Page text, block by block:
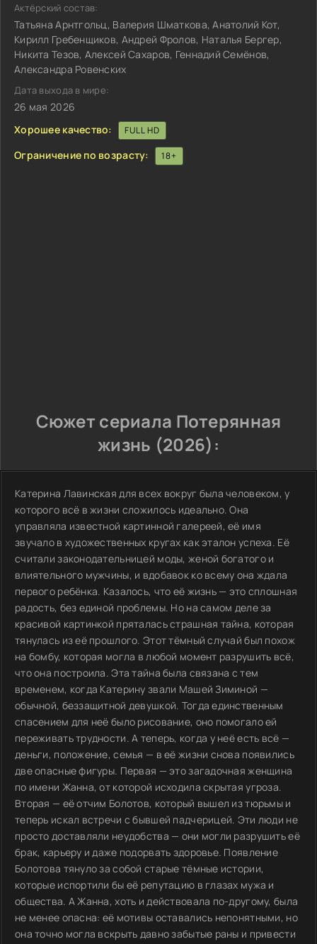
Актёрский состав:
Татьяна Арнтгольц, Валерия Шматкова, Анатолий Кот,
Кирилл Гребенщиков, Андрей Фролов, Наталья Бергер,
Никита Тезов, Алексей Сахаров, Геннадий Семёнов,
Александра Ровенских
Дата выхода в мире:
26 мая 2026
Хорошее качество:
FULL HD
Ограничение по возрасту: 18+
Сюжет сериала Потерянная
жизнь (2026):
Катерина Лавинская для всех вокруг была человеком, у
которого всё в жизни сложилось идеально. Она
управляла известной картинной галереей, её имя
звучало в художественных кругах как эталон успеха. Её
считали законодательницей моды, женой богатого и
влиятельного мужчины, и вдобавок ко всему она ждала
первого ребёнка. Казалось, что её жизнь — это сплошная
радость, без единой проблемы. Но на самом деле за
красивой картинкой пряталась страшная тайна, которая
тянулась из её прошлого. Этот тёмный случай был похож
на бомбу, которая могла в любой момент разрушить всё,
что она построила. Эта тайна была связана с тем
временем, когда Катерину звали Машей Зиминой —
обычной, беззащитной девушкой. Тогда единственным
спасением для неё было рисование, оно помогало ей
переживать трудности. А теперь, когда у неё есть всё —
деньги, положение, семья — в её жизни снова появились
две опасные фигуры. Первая — это загадочная женщина
по имени Жанна, от которой исходила скрытая угроза.
Вторая — её отчим Болотов, который вышел из тюрьмы и
теперь искал встречи с бывшей падчерицей. Эти люди не
просто доставляли неудобства — они могли разрушить её
брак, карьеру и даже подорвать здоровье. Появление
Болотова тянуло за собой старые тёмные истории,
которые испортили бы её репутацию в глазах мужа и
общества. А Жанна, хоть и действовала по-другому, была
не менее опасна: её мотивы оставались непонятными, но
она точно могла вскрыть давно забытые раны и привести